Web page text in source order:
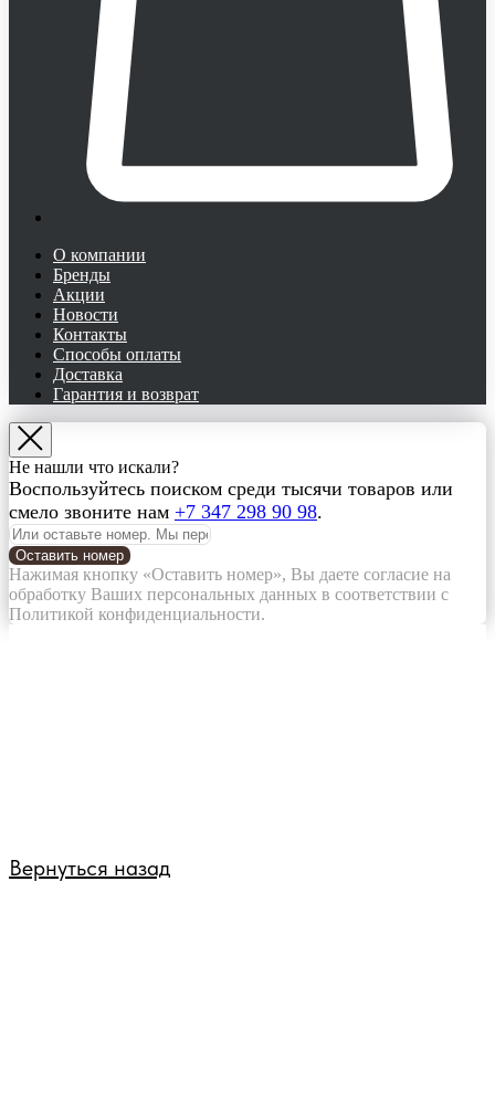
О компании
Бренды
Акции
Новости
Контакты
Способы оплаты
Доставка
Гарантия и возврат
Не нашли что искали?
Воспользуйтесь поиском среди тысячи товаров или
смело звоните нам +7 347 298 90 98.
Оставить номер
Нажимая кнопку «Оставить номер», Вы даете согласие на
обработку Ваших персональных данных в соответствии с
Политикой конфиденциальности.
Вернуться назад